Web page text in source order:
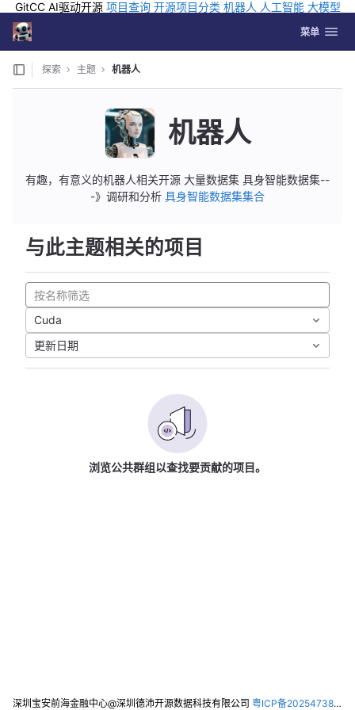
GitCC AI驱动开源 项目查询 开源项目分类 机器人 人工智能 大模型
排行
Skip to content
GitLab 切换导航
菜单
探索 主题 机器人
机器人
有趣，有意义的机器人相关开源 大量数据集 具身智能数据集--
-》调研和分析 具身智能数据集集合
与此主题相关的项目
Cuda
更新日期
浏览公共群组以查找要贡献的项目。
深圳宝安前海金融中心@深圳德沛开源数据科技有限公司 粤ICP备2025473821号-2